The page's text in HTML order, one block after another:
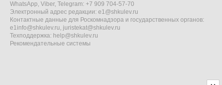
WhatsApp, Viber, Telegram: +7 909 704-57-70
Электронный адрес редакции: e1@shkulev.ru
Контактные данные для Роскомнадзора и государственных органов:
e1info@shkulev.ru, juristekat@shkulev.ru
Техподдержка: help@shkulev.ru
Рекомендательные системы